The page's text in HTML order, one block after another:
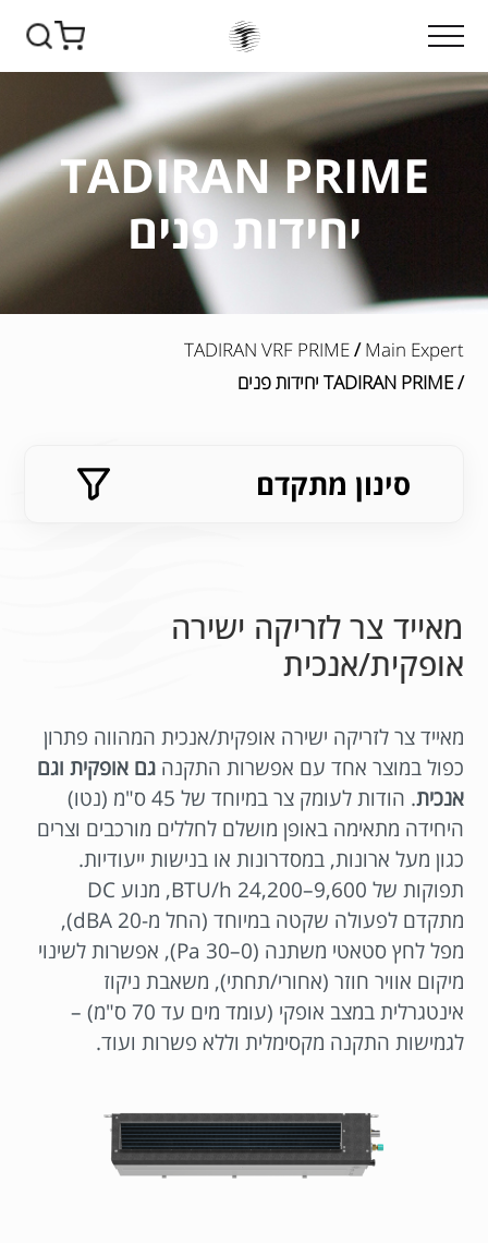
TADIRAN PRIME
יחידות פנים
Main Expert
/
TADIRAN VRF PRIME
/ TADIRAN PRIME יחידות פנים
סינון מתקדם
מאייד צר לזריקה ישירה
אופקית/אנכית
מאייד צר לזריקה ישירה אופקית/אנכית המהווה פתרון
כפול במוצר אחד עם אפשרות התקנהגם אופקית וגם
אנכית
. הודות לעומק צר במיוחד של 45 ס"מ (נטו)
היחידה מתאימה באופן מושלם לחללים מורכבים וצרים
כגון מעל ארונות, במסדרונות או בנישות ייעודיות.
תפוקות של 9,600–24,200 BTU/h, מנוע DC
מתקדם לפעולה שקטה במיוחד (החל מ-20 dBA),
מפל לחץ סטאטי משתנה (0–30 Pa), אפשרות לשינוי
מיקום אוויר חוזר (אחורי/תחתי), משאבת ניקוז
אינטגרלית במצב אופקי (עומד מים עד 70 ס"מ) –
לגמישות התקנה מקסימלית וללא פשרות ועוד.